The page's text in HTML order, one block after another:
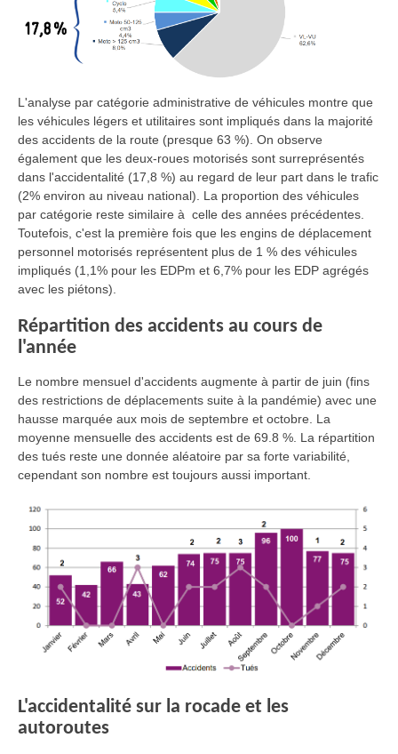
L'analyse par catégorie administrative de véhicules montre que
les véhicules légers et utilitaires sont impliqués dans la majorité
des accidents de la route (presque 63 %). On observe
également que les deux-roues motorisés sont surreprésentés
dans l'accidentalité (17,8 %) au regard de leur part dans le trafic
(2% environ au niveau national). La proportion des véhicules
par catégorie reste similaire à celle des années précédentes.
Toutefois, c'est la première fois que les engins de déplacement
personnel motorisés représentent plus de 1 % des véhicules
impliqués (1,1% pour les EDPm et 6,7% pour les EDP agrégés
avec les piétons).
Répartition des accidents au cours de
l'année
Le nombre mensuel d'accidents augmente à partir de juin (fins
des restrictions de déplacements suite à la pandémie) avec une
hausse marquée aux mois de septembre et octobre. La
moyenne mensuelle des accidents est de 69.8 %. La répartition
des tués reste une donnée aléatoire par sa forte variabilité,
cependant son nombre est toujours aussi important.
L'accidentalité sur la rocade et les
autoroutes